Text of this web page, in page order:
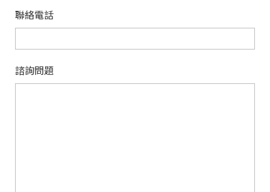
聯絡電話
諮詢問題